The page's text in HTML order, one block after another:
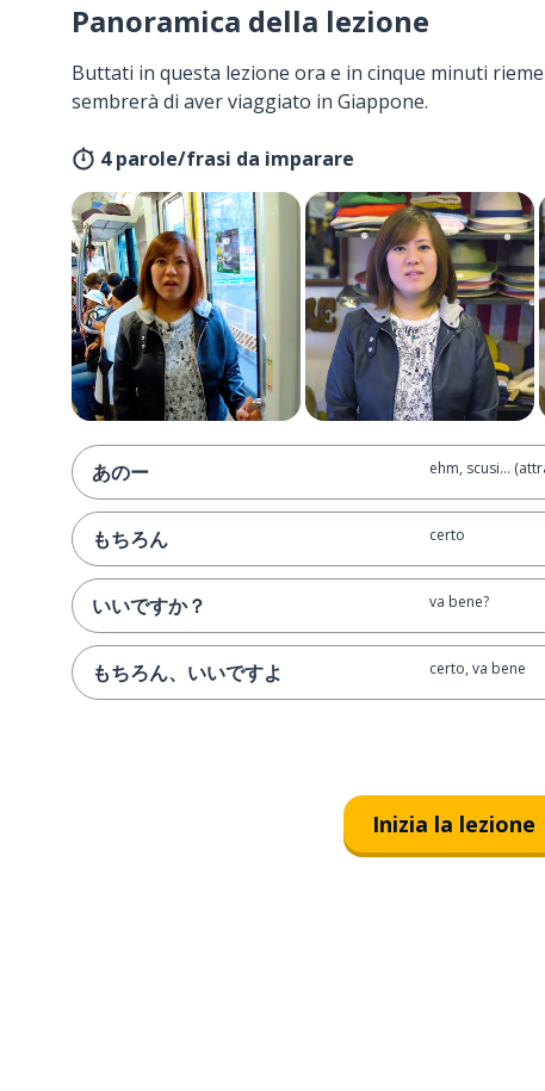
Panoramica della lezione
Buttati in questa lezione ora e in cinque minuti
sembrerà di aver viaggiato in Giappone.
4 parole/frasi da imparare
あのー ehm, scusi...
もちろん certo
いいですか？ va bene?
もちろん、いいですよ certo, va bene
Inizia la lezione